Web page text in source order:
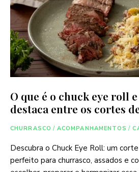
O que é o chuck eye roll
destaca entre os cortes
CHURRASCO / ACOMPANHAMENTOS /
Descubra o Chuck Eye Roll: um
perfeito para churrasco, assados e